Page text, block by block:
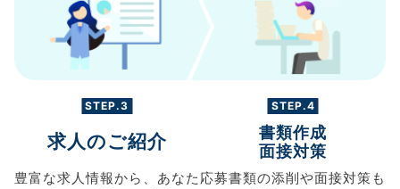
STEP.3
求人のご紹介
豊富な求人情報から、 あなた
STEP.4
書類作成
面接対策
応募書類の添削や面接対策も